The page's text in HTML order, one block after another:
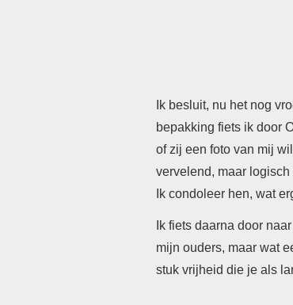
Ik besluit, nu het nog
bepakking fiets ik door
of zij een foto van mij
vervelend, maar
Ik condoleer hen, wat
Ik fiets daarna door
mijn ouders, maar wat
stuk vrijheid die je als